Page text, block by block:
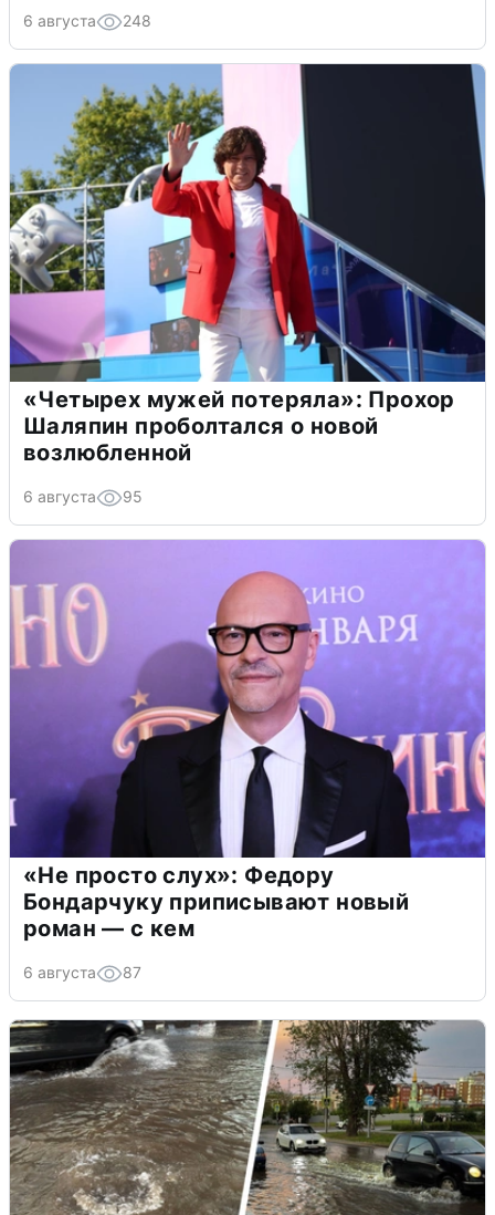
6 августа 248
«Четырех мужей потеряла»: Прохор
Шаляпин проболтался о новой
возлюбленной
6 августа 95
«Не просто слух»: Федору
Бондарчуку приписывают новый
роман — с кем
6 августа 87